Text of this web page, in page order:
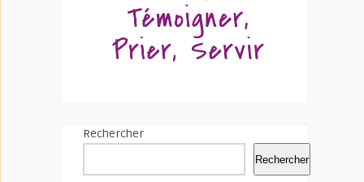
Rechercher
Rechercher